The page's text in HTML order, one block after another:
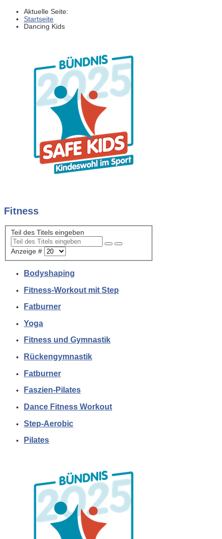
Aktuelle Seite:
Startseite
Dancing Kids
Fitness
Teil des Titels eingeben
Anzeige #
Bodyshaping
Fitness-Workout mit Step
Fatburner
Yoga
Fitness und Gymnastik
Rückengymnastik
Fatburner
Faszien-Pilates
Dance Fitness Workout
Step-Aerobic
Pilates